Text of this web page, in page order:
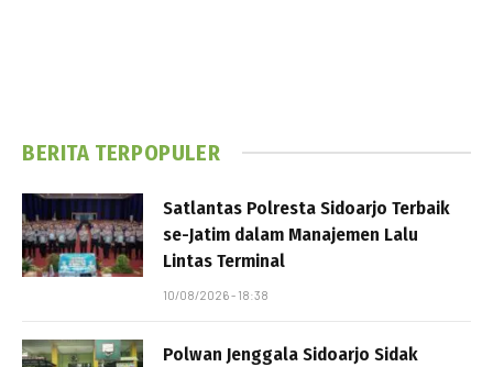
BERITA TERPOPULER
Satlantas Polresta Sidoarjo Terbaik
se-Jatim dalam Manajemen Lalu
Lintas Terminal
10/08/2026 - 18:38
Polwan Jenggala Sidoarjo Sidak